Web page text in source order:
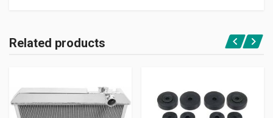
Related products